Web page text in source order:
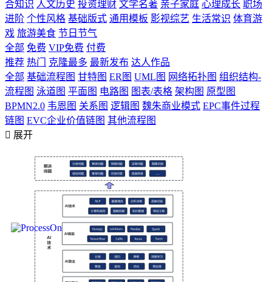
合知识 人文历史 投资理财 文学名著 亲子家庭 心理成长 职场
进阶 个性风格 基础版式 通用模板 影视综艺 生活常识 体育游
戏 旅游美食 节日节气
全部 免费 VIP免费 付费
推荐 热门 克隆最多 最新发布 达人作品
全部 基础流程图 甘特图 ER图 UML图 网络拓扑图 组织结构-
流程图 泳道图 平面图 电路图 图表/表格 架构图 原型图
BPMN2.0 韦恩图 关系图 逻辑图 魏朱商业模式 EPC事件过程
链图 EVC企业价值链图 其他流程图
 展开